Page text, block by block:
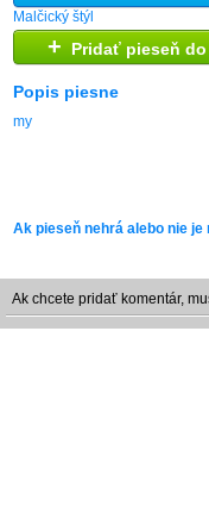
Malčický štýl
+ Pridať pieseň
Popis piesne
my
Ak pieseň nehrá alebo nie
Ak chcete pridať komentár,